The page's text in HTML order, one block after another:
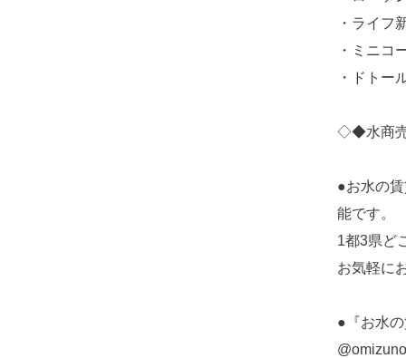
・ライフ
・ミニコ
・ドトー
◇◆水商
●お水の
能です。
1都3県ど
お気軽に
●『お水